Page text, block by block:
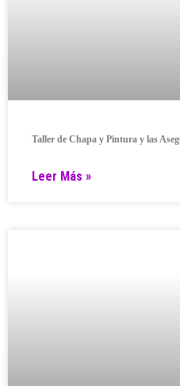
Taller de Chapa y Pintura y las
Leer Más »